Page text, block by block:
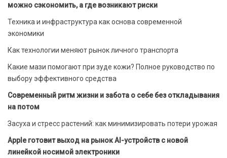
можно сэкономить, а где возникают риски
Техника и инфраструктура как основа современной
экономики
Как технологии меняют рынок личного транспорта
Какие мази помогают при зуде кожи? Полное руководство по
выбору эффективного средства
Современный ритм жизни и забота о себе без откладывания
на потом
Засуха и стресс растений: как минимизировать потери урожая
Apple готовит выход на рынок AI-устройств с новой
линейкой носимой электроники